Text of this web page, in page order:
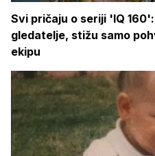
Svi pričaju o seriji 'IQ
gledatelje, stižu samo
ekipu